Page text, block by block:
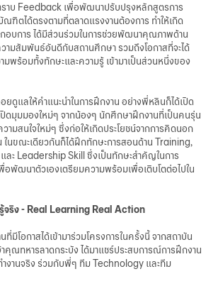
ราบ Feedback เพื่อพัฒนาปรับปรุงหลักสูตรการ
ฑิตได้ตรงตามที่ตลาดแรงงานต้องการ ทำให้เกิด
อบการ ได้มีส่วนร่วมในการช่วยพัฒนาคุณภาพด้าน
ามสัมพันธ์อันดีกับสถานศึกษา รวมถึงโอกาสที่จะได้
พร้อมทั้งทักษะและความรู้ เข้ามาเป็นส่วนหนึ่งของ
ดูแลให้คำแนะนำในการฝึกงาน อย่างพี่หลินก็ได้เปิด
ดมุมมองใหม่ๆ จากน้องๆ นักศึกษาฝึกงานที่เป็นคนรุ่น
ามสนใจใหม่ๆ ซึ่งก่อให้เกิดประโยชน์จากการคิดนอก
ในขณะเดียวกันก็ได้ฝึกทักษะการสอนด้าน Training,
ะ Leadership Skill ซึ่งเป็นทักษะสำคัญในการ
อพัฒนาตัวเองเตรียมความพร้อมเพื่อเติบโตต่อไปใน
จริง - Real Learning Real Action
มีโอกาสได้เข้ามาร่วมโครงการในครั้งนี้ จากสถาบัน
าคุณทหารลาดกระบัง ได้มาแชร์ประสบการณ์การฝึกงาน
ำงานจริง ร่วมกับพี่ๆ ทีม Technology และทีม